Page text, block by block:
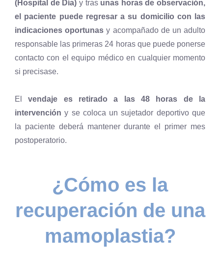
(Hospital de Día) y tras unas horas de observación,
el paciente puede regresar a su domicilio con las
indicaciones oportunas y acompañado de un adulto
responsable las primeras 24 horas que puede ponerse
contacto con el equipo médico en cualquier momento
si precisase.
Elvendaje es retirado a las 48 horas de la
intervención y se coloca un sujetador deportivo que
la paciente deberá mantener durante el primer mes
postoperatorio.
¿Cómo es la
recuperación de una
mamoplastia?